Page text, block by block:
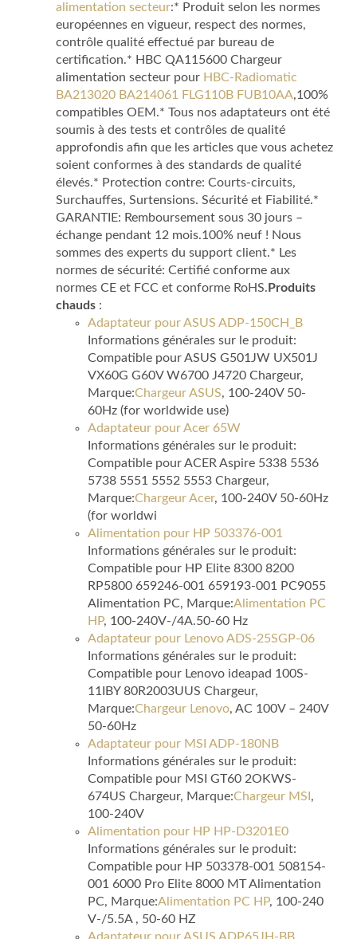
alimentation secteur:* Produit selon les normes
européennes en vigueur, respect des normes,
contrôle qualité effectué par bureau de
certification.* HBC QA115600 Chargeur
alimentation secteur pour HBC-Radiomatic
BA213020 BA214061 FLG110B FUB10AA,100%
compatibles OEM.* Tous nos adaptateurs ont été
soumis à des tests et contrôles de qualité
approfondis afin que les articles que vous achetez
soient conformes à des standards de qualité
élevés.* Protection contre: Courts-circuits,
Surchauffes, Surtensions. Sécurité et Fiabilité.*
GARANTIE: Remboursement sous 30 jours –
échange pendant 12 mois.100% neuf ! Nous
sommes des experts du support client.* Les
normes de sécurité: Certifié conforme aux
normes CE et FCC et conforme RoHS. Produits
chauds :
Adaptateur pour ASUS ADP-150CH_B
Informations générales sur le produit:
Compatible pour ASUS G501JW UX501J
VX60G G60V W6700 J4720 Chargeur,
Marque:Chargeur ASUS, 100-240V 50-
60Hz (for worldwide use)
Adaptateur pour Acer 65W
Informations générales sur le produit:
Compatible pour ACER Aspire 5338 5536
5738 5551 5552 5553 Chargeur,
Marque:Chargeur Acer, 100-240V 50-60Hz
(for worldwi
Alimentation pour HP 503376-001
Informations générales sur le produit:
Compatible pour HP Elite 8300 8200
RP5800 659246-001 659193-001 PC9055
Alimentation PC, Marque:Alimentation PC
HP, 100-240V-/4A.50-60 Hz
Adaptateur pour Lenovo ADS-25SGP-06
Informations générales sur le produit:
Compatible pour Lenovo ideapad 100S-
11IBY 80R2003UUS Chargeur,
Marque:Chargeur Lenovo, AC 100V – 240V
50-60Hz
Adaptateur pour MSI ADP-180NB
Informations générales sur le produit:
Compatible pour MSI GT60 2OKWS-
674US Chargeur, Marque:Chargeur MSI ,
100-240V
Alimentation pour HP HP-D3201E0
Informations générales sur le produit:
Compatible pour HP 503378-001 508154-
001 6000 Pro Elite 8000 MT Alimentation
PC, Marque:Alimentation PC HP, 100-240
V-/5.5A , 50-60 HZ